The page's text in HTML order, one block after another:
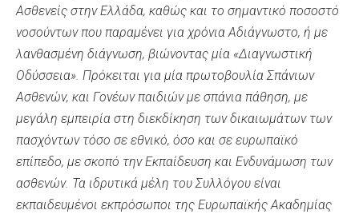
Ασθενείς στην Ελλάδα, καθώς και το σημαντικό ποσοστό
νοσούντων που παραμένει για χρόνια Αδιάγνωστο, ή με
λανθασμένη διάγνωση, βιώνοντας μία «Διαγνωστική
Οδύσσεια». Πρόκειται για μία πρωτοβουλία Σπάνιων
Ασθενών, και Γονέων παιδιών με σπάνια πάθηση, με
μεγάλη εμπειρία στη διεκδίκηση των δικαιωμάτων των
πασχόντων τόσο σε εθνικό, όσο και σε ευρωπαϊκό
επίπεδο, με σκοπό την Εκπαίδευση και Ενδυνάμωση των
ασθενών. Τα ιδρυτικά μέλη του Συλλόγου είναι
εκπαιδευμένοι εκπρόσωποι της Ευρωπαϊκής Ακαδημίας